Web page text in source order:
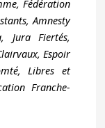
Fédération
Amnesty
Jura Fiertés,
Espoir
Libres et
Franche-